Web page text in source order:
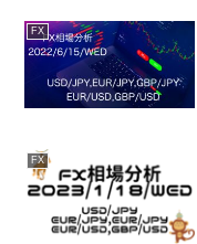
FX
FX